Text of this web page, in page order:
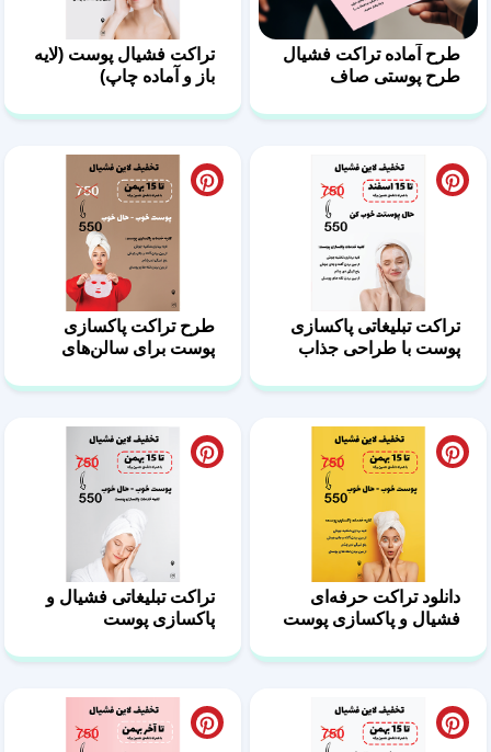
طرح آماده تراکت فشیال
طرح پوستی صاف
تراکت فشیال پوست (لایه
باز و آماده چاپ)
تراکت تبلیغاتی پاکسازی
پوست با طراحی جذاب
طرح تراکت پاکسازی
پوست برای سالن‌های
دانلود تراکت حرفه‌ای
فشیال و پاکسازی پوست
تراکت تبلیغاتی فشیال و
پاکسازی پوست